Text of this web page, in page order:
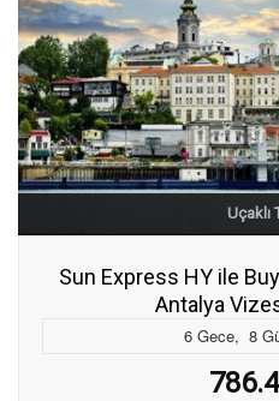
Uçaklı
Sun Express HY ile
Antalya
6 Gece, 8